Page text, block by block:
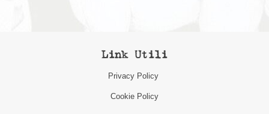
Link Utili
Privacy Policy
Cookie Policy